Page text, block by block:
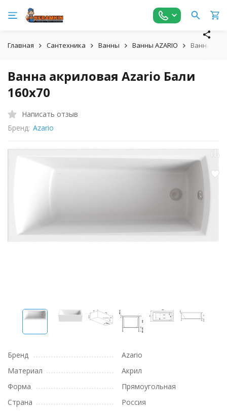
Главная Сантехника Ванны Ванны AZARIO Ванна
Ванна акриловая Azario Бали
160х70
Написать отзыв
Бренд: Azario
Бренд
Azario
Материал
Акрил
Форма
Прямоугольная
Страна
Россия